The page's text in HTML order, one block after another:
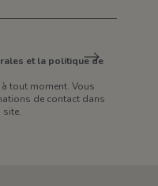
et la politique de
tout moment. Vous
de contact dans